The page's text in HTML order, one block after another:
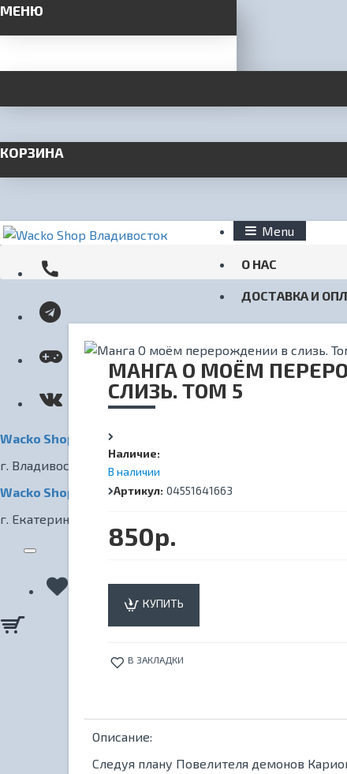
МЕНЮ
КОРЗИНА
Wacko Shop Владивосток
г. Владивосток, ул. Светланская, 7
Wacko Shop Екатеринбург
г. Екатеринбург, ул. Радищева, 1
Menu
О НАС
ДОСТАВКА И
КОНТАКТЫ
КИНОТЕАТР
МАНГА О МОЁМ
СЛИЗЬ. ТОМ 5
Наличие:
В наличии
Артикул: 04551641663
850р.
КУПИТЬ
В ЗАКЛАДКИ
Описание:
Следуя плану Повелителя демонов